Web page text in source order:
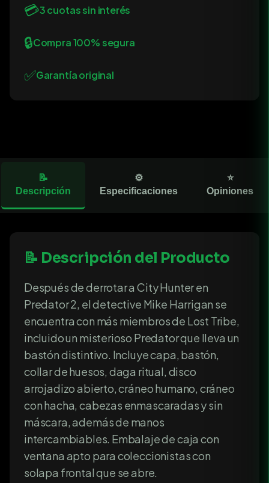
💳3 cuotas sin interés
🔒Compra 100% segura
✅Garantía original
📝
Descripción
⚙️
Especificaciones
⭐
Opiniones
📝 Descripción del Producto
Después de derrotar a City Hunter en
Predator 2, el detective Mike Harrigan se
encuentra con más miembros de Lost Tribe,
incluido un misterioso Predator que lleva un
bastón distintivo. Incluye capa, bastón,
collar de huesos, daga ritual, disco
arrojadizo abierto, cráneo humano, cráneo
con hacha, cabezas enmascaradas y sin
máscara, además de manos
intercambiables. Embalaje de caja con
ventana apto para coleccionistas con
solapa frontal que se abre.